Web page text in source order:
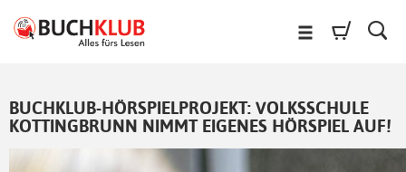
BUCHKLUB-HÖRSPIELPROJEKT: VOLKSSCHULE
KOTTINGBRUNN NIMMT EIGENES HÖRSPIEL AUF!